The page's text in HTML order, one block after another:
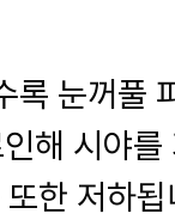
록 눈꺼풀
해 시야
또한 저하